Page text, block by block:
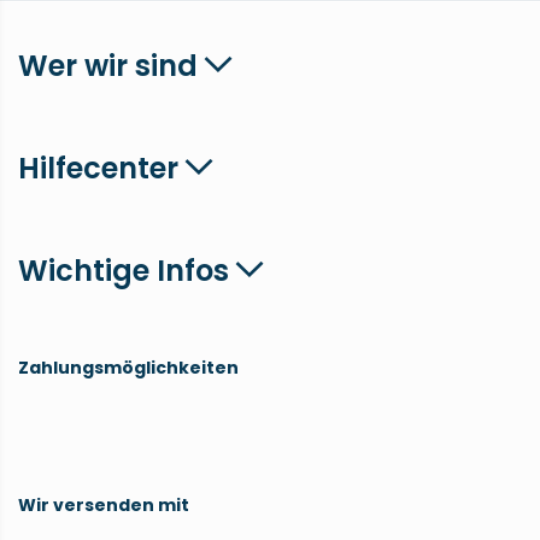
Wer wir sind
Hilfecenter
Wichtige Infos
Zahlungsmöglichkeiten
Wir versenden mit